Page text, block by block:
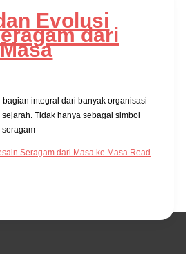
Evolusi
dari
integral dari banyak organisasi
Tidak hanya sebagai simbol
seragam
Seragam dari Masa ke Masa Read